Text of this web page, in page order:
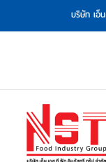
บริษัท เอ็